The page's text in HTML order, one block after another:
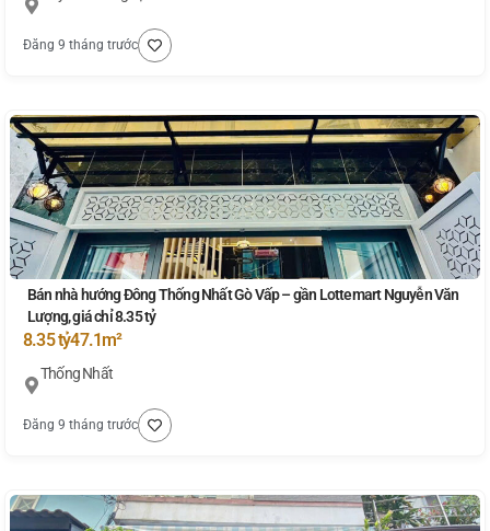
Đăng 9 tháng trước
Bán nhà hướng Đông Thống Nhất Gò Vấp – gần Lottemart Nguyễn Văn
Lượng, giá chỉ 8.35 tỷ
8.35 tỷ47.1m²
Thống Nhất
Đăng 9 tháng trước